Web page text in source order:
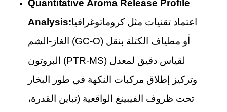
Quantitative Aroma Release Profile
Analysis:اعتماد تقنيات مثل كروماتوغرافيا
الغاز-الشم (GC-O) أو مطياف الكتلة بنقل
البروتون (PTR-MS) لقياس دقيق لمعدل
وتركيز إطلاق مركبات النكهة في طور البخار
تحت ظروف الفيبينغ الواقعية (تباين القدرة،